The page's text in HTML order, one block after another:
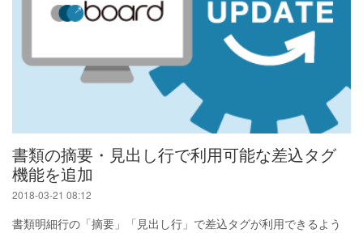
書類の摘要・見出し行で利用可能な差込タグ
機能を追加
2018-03-21 08:12
書類明細行の「摘要」「見出し行」で差込タグが利用できるよう